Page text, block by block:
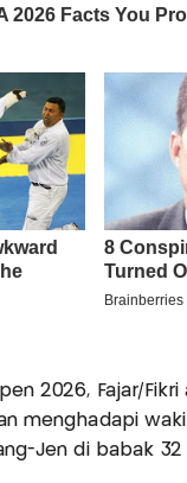
2026, Fajar/
menghadapi
Jen di babak